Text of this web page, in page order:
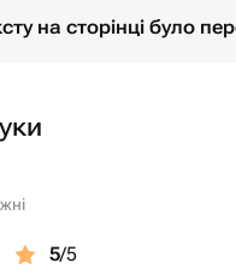
на сторінці було
5/5